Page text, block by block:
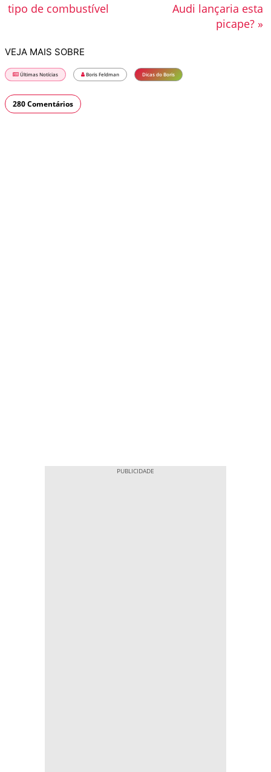
Audi lançaria esta
picape? »
tipo de combustível
VEJA MAIS SOBRE
Últimas Notícias Boris Feldman Dicas do Boris
280 Comentários